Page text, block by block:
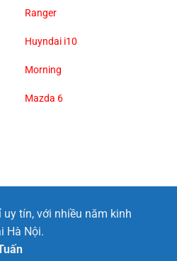
Ranger
Huyndai i10
Morning
Mazda 6
tín, với nhiều năm kinh
Hà Nội.